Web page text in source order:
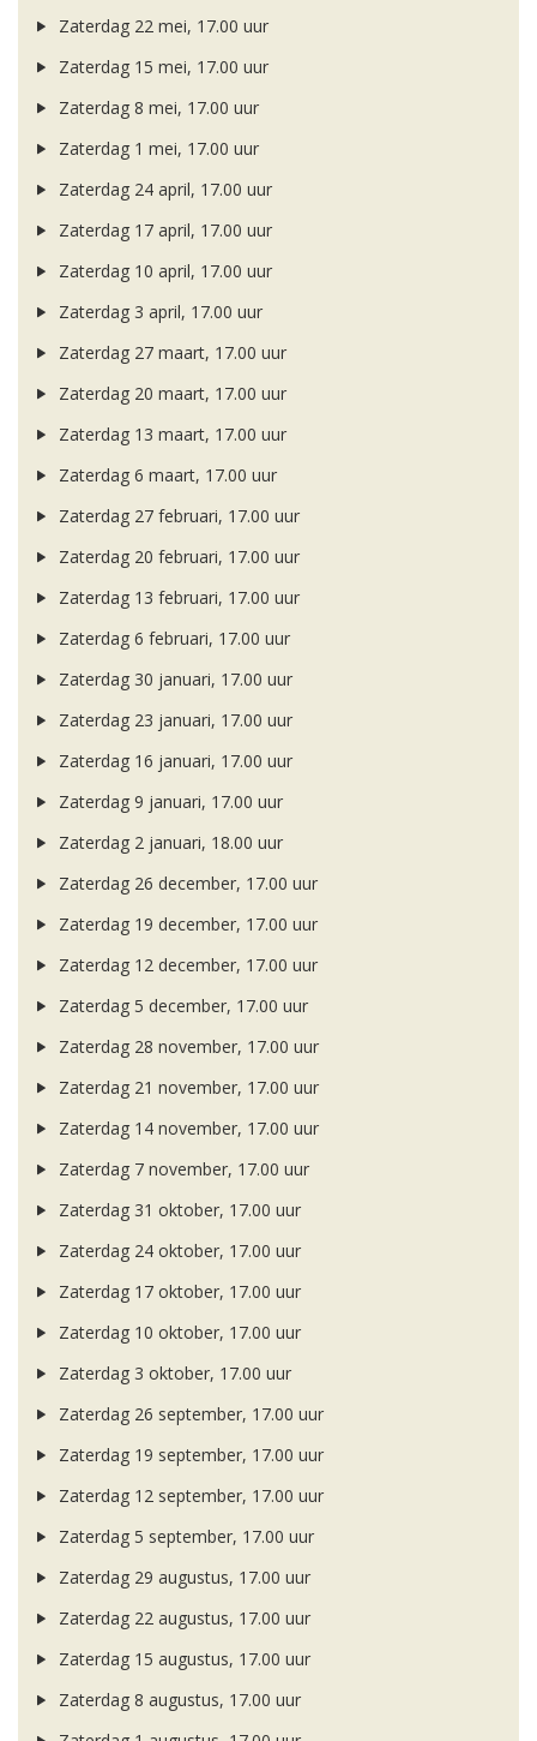
Zaterdag 22 mei, 17.00 uur
Zaterdag 15 mei, 17.00 uur
Zaterdag 8 mei, 17.00 uur
Zaterdag 1 mei, 17.00 uur
Zaterdag 24 april, 17.00 uur
Zaterdag 17 april, 17.00 uur
Zaterdag 10 april, 17.00 uur
Zaterdag 3 april, 17.00 uur
Zaterdag 27 maart, 17.00 uur
Zaterdag 20 maart, 17.00 uur
Zaterdag 13 maart, 17.00 uur
Zaterdag 6 maart, 17.00 uur
Zaterdag 27 februari, 17.00 uur
Zaterdag 20 februari, 17.00 uur
Zaterdag 13 februari, 17.00 uur
Zaterdag 6 februari, 17.00 uur
Zaterdag 30 januari, 17.00 uur
Zaterdag 23 januari, 17.00 uur
Zaterdag 16 januari, 17.00 uur
Zaterdag 9 januari, 17.00 uur
Zaterdag 2 januari, 18.00 uur
Zaterdag 26 december, 17.00 uur
Zaterdag 19 december, 17.00 uur
Zaterdag 12 december, 17.00 uur
Zaterdag 5 december, 17.00 uur
Zaterdag 28 november, 17.00 uur
Zaterdag 21 november, 17.00 uur
Zaterdag 14 november, 17.00 uur
Zaterdag 7 november, 17.00 uur
Zaterdag 31 oktober, 17.00 uur
Zaterdag 24 oktober, 17.00 uur
Zaterdag 17 oktober, 17.00 uur
Zaterdag 10 oktober, 17.00 uur
Zaterdag 3 oktober, 17.00 uur
Zaterdag 26 september, 17.00 uur
Zaterdag 19 september, 17.00 uur
Zaterdag 12 september, 17.00 uur
Zaterdag 5 september, 17.00 uur
Zaterdag 29 augustus, 17.00 uur
Zaterdag 22 augustus, 17.00 uur
Zaterdag 15 augustus, 17.00 uur
Zaterdag 8 augustus, 17.00 uur